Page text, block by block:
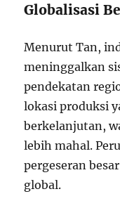
Globalisasi
Menurut Tan,
meninggalkan
pendekatan
lokasi produksi
berkelanjutan,
lebih mahal.
pergeseran
global.